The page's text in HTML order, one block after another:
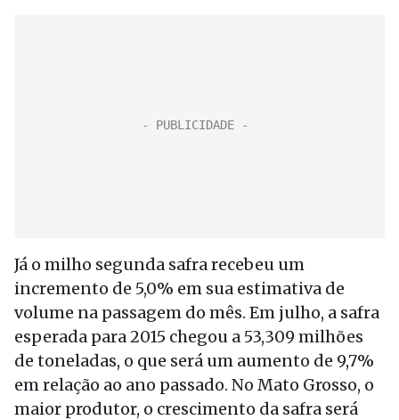
Já o milho segunda safra recebeu um
incremento de 5,0% em sua estimativa de
volume na passagem do mês. Em julho, a safra
esperada para 2015 chegou a 53,309 milhões
de toneladas, o que será um aumento de 9,7%
em relação ao ano passado. No Mato Grosso, o
maior produtor, o crescimento da safra será